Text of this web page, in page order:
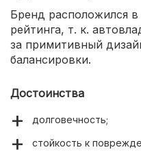
Бренд расположился
рейтинга, т. к.
за примитивный
балансировки.
Достоинства
долговечность;
стойкость к